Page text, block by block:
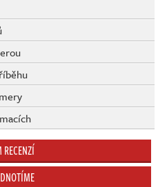
RECENZÍ